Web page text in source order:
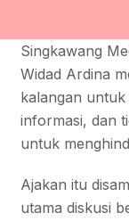
Singkawang
Widad Ardina
kalangan untuk
informasi, dan
untuk
Ajakan itu
utama diskusi